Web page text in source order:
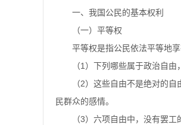
一、我国公民的基本权利
（一）平等权
平等权是指公民依法平等地
（1）下列哪些属于政治自由
（2）这些自由不是绝对的自
民群众的感情。
（3）六项自由中，没有罢工